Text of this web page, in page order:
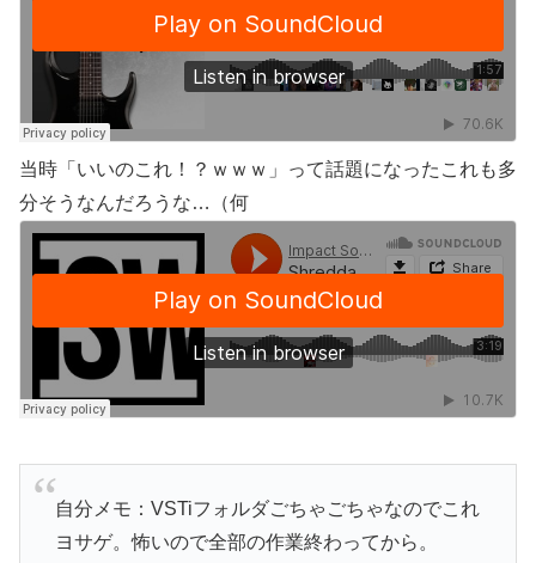
当時「いいのこれ！？ｗｗｗ」って話題になったこれも多
分そうなんだろうな…（何
自分メモ：VSTiフォルダごちゃごちゃなのでこれ
ヨサゲ。怖いので全部の作業終わってから。